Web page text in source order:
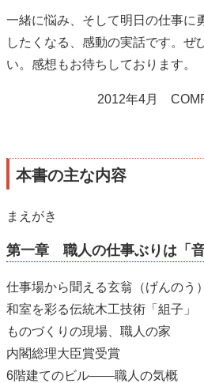
一緒に悩み、そして明日の仕事に
したくなる、感動の実話です。ぜ
い。感想もお待ちしております。
2012年4月
本書の主な内容
まえがき
第一章 職人の仕事ぶりは「
仕事場から聞える玄翁（げんのう
和室を彩る伝統木工技術「組子」
ものづくりの現場、職人の家
内閣総理大臣賞受賞
6階建てのビル――職人の気概